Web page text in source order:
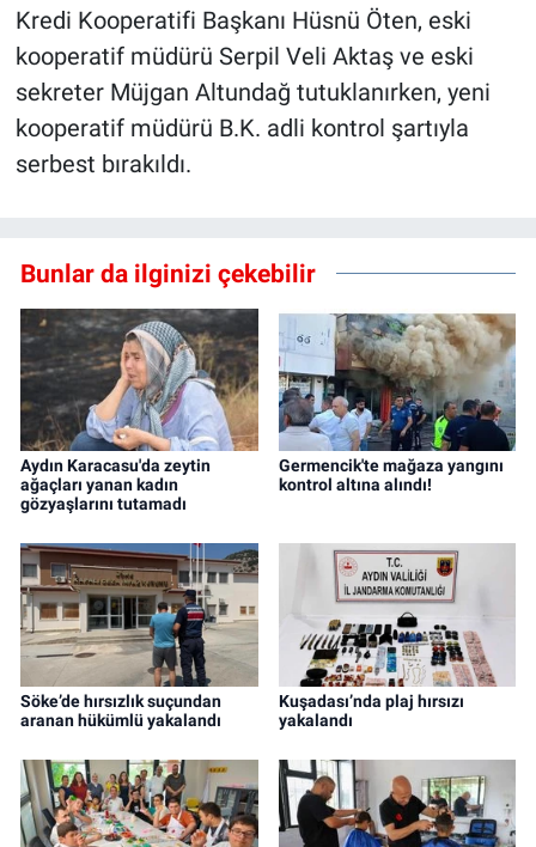
Kredi Kooperatifi Başkanı Hüsnü Öten, eski
kooperatif müdürü Serpil Veli Aktaş ve eski
sekreter Müjgan Altundağ tutuklanırken, yeni
kooperatif müdürü B.K. adli kontrol şartıyla
serbest bırakıldı.
Bunlar da ilginizi çekebilir
Aydın Karacasu'da zeytin
ağaçları yanan kadın
gözyaşlarını tutamadı
Germencik'te mağaza yangını
kontrol altına alındı!
Söke’de hırsızlık suçundan
aranan hükümlü yakalandı
Kuşadası’nda plaj hırsızı
yakalandı